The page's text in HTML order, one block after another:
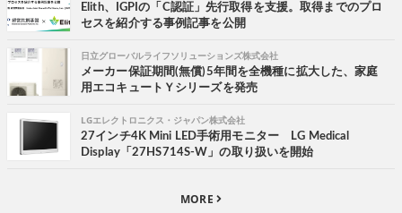
Elith、IGPIの「C認証」先行取得を支援。取得までのプロ
セスを紹介する事例記事を公開
日立グローバルライフソリューションズ株式会社
メーカー保証期間(無償)5年間を全機種に拡大した、家庭
用エコキュートＹシリーズを発売
LGエレクトロニクス・ジャパン株式会社
27インチ4K Mini LED手術用モニター LG Medical
Display「27HS714S-W」の取り扱いを開始
MORE